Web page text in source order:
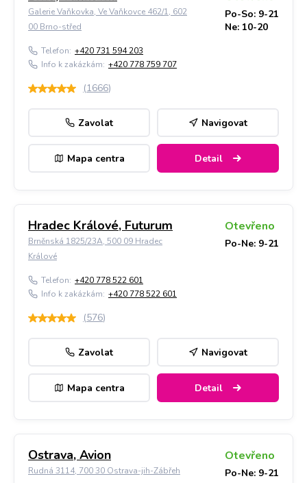
Galerie Vaňkovka, Ve Vaňkovce 462/1, 602
00 Brno-střed
Po-So: 9-21
Ne: 10-20
Telefon: +420 731 594 203
Info k zakázkám: +420 778 759 707
(1666)
Zavolat Navigovat
Mapa centra Detail
Hradec Králové, Futurum
Brněnská 1825/23A, 500 09 Hradec
Králové
Otevřeno
Po-Ne: 9-21
Telefon: +420 778 522 601
Info k zakázkám: +420 778 522 601
(576)
Zavolat Navigovat
Mapa centra Detail
Ostrava, Avion
Rudná 3114, 700 30 Ostrava-jih-Zábřeh
Otevřeno
Po-Ne: 9-21